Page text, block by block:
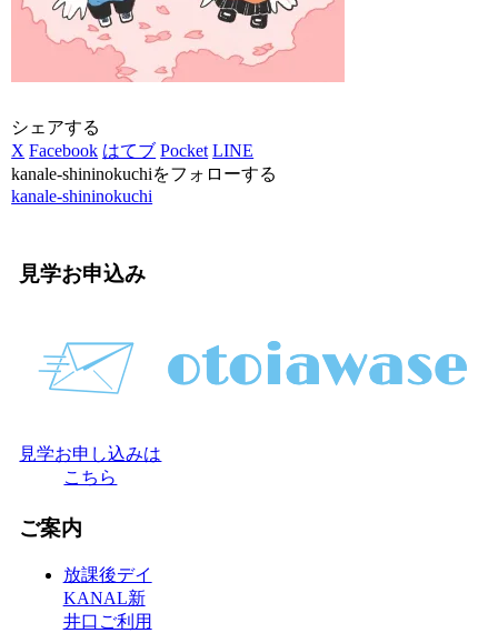
シェアする
X Facebook はてブ Pocket LINE
kanale-shininokuchiをフォローする
kanale-shininokuchi
見学お申込み
見学お申し込みは
こちら
ご案内
放課後デイ
KANAL新
井口ご利用